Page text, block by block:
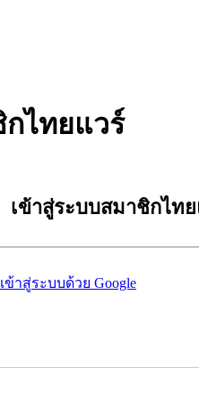
ไทยแวร์
เข้าสู่ระบบสมาชิกไท
เข้าสู่ระบบด้วย Google